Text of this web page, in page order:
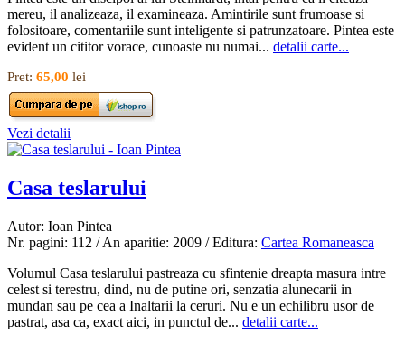
mereu, il analizeaza, il examineaza. Amintirile sunt frumoase si
folositoare, comentariile sunt inteligente si patrunzatoare. Pintea este
evident un cititor vorace, cunoaste nu numai... detalii carte...
Pret: 65,00 lei
Vezi detalii
Casa teslarului
Autor: Ioan Pintea
Nr. pagini: 112 / An aparitie: 2009 / Editura: Cartea Romaneasca
Volumul Casa teslarului pastreaza cu sfintenie dreapta masura intre
celest si terestru, dind, nu de putine ori, senzatia alunecarii in
mundan sau pe cea a Inaltarii la ceruri. Nu e un echilibru usor de
pastrat, asa ca, exact aici, in punctul de... detalii carte...